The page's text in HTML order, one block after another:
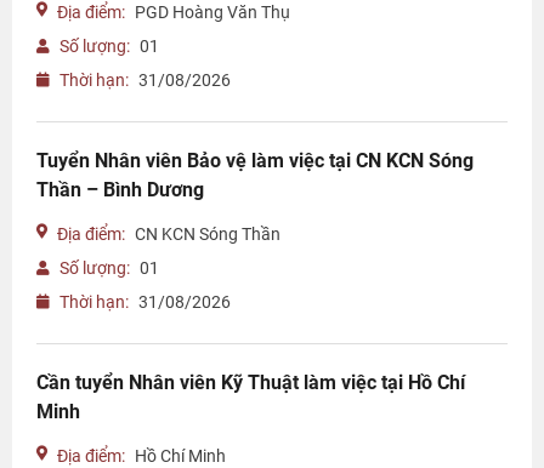
Địa điểm: PGD Hoàng Văn Thụ
Số lượng: 01
Thời hạn: 31/08/2026
Tuyển Nhân viên Bảo vệ làm việc tại CN KCN Sóng
Thần – Bình Dương
Địa điểm: CN KCN Sóng Thần
Số lượng: 01
Thời hạn: 31/08/2026
Cần tuyển Nhân viên Kỹ Thuật làm việc tại Hồ Chí
Minh
Địa điểm: Hồ Chí Minh